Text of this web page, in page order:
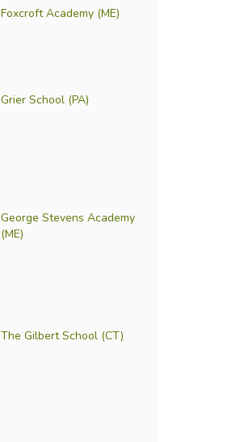
Foxcroft Academy (ME)
Grier School (PA)
George Stevens Academy
(ME)
The Gilbert School (CT)